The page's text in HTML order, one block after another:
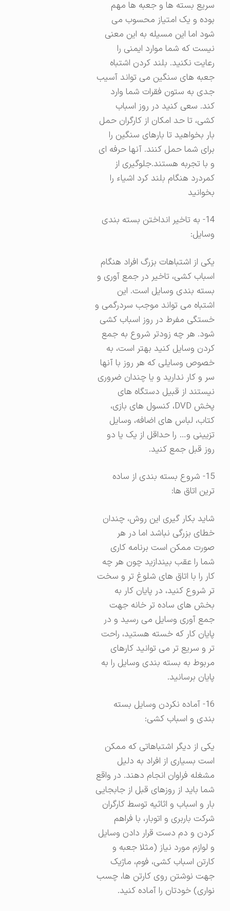
سریع بسته ها و جعبه ها مهم
بوده و یک امتیاز محسوب می
شود اما این مسیله به این معنی
نیست که شما موارد ایمنی را
رعایت نکنید. بلند کردن اشتباه
جعبه های سنگین می تواند آسیب
جدی به ستون فقرات شما وارد
کند. سعی کنید در روز اسباب
کشی، تا حد امکان از کارگران حمل
بار بخواهید تا بارهای سنگین را
برای شما حمل کنند. آنها حرفه ای
و با تجربه هستند.جلوگیری از
کمردرد هنگام بلند کرد اشیاء را
بخوانید
14- به تاخیر انداختن بسته بندی
وسایل:
یکی از اشتباهات بزرگ افراد هنگام
اسباب کشی، تاخیر در جمع آوری و
بسته بندی وسایل است. این
اشتباه می تواند موجب سردرگمی و
خستگی مفرط در روز اسباب کشی
شود. هر چه زودتر شروع به جمع
کردن وسایل کنید بهتر است، به
خصوص وسایلی که هر روز با آنها
سر و کار ندارید و یا چندان ضروری
نیستند از قبیل دستگاه های
پخش DVD، کنسول های بازی،
کتاب، لباس های اضافه، وسایل
تزیینی و… را حداقل از یک یا دو
روز قبل جمع کنید.
15- شروع بسته بندی از ساده
ترین اتاق ها:
شاید بکار گیری این روش، چندان
خطای بزرگی نباشد اما در هر
صورت ممکن است برنامه کاری
شما را عقب بیندازید چون هر چه
کار را با اتاق های شلوغ تر و سخت
تر شروع کنید، در پایان کار به
بخش های ساده تر خانه جهت
جمع آوری وسایل می رسید و در
پایان کار که خسته هستید، راحت
تر و سریع تر می توانید کارهای
مربوط به بسته بندی وسایل را به
پایان برسانید.
16- آماده نکردن وسایل بسته
بندی و اسباب کشی:
یکی از دیگر اشتباهاتی که ممکن
است بسیاری از افراد به دلیل
مشغله فراوان انجام دهند. در واقع
شما باید از روزهای قبل از جابجایی
بار و اسباب و اثاثیه توسط کارگران
شرکت باربری و اتوبار، با فراهم
کردن و دم دست قرار دادن وسایل
و لوازم مورد نیاز (مثلا جعبه و
کارتن اسباب کشی، فوم، ماژیک
جهت نوشتن روی کارتن ها، چسب
نواری) خودتان را آماده کنید.